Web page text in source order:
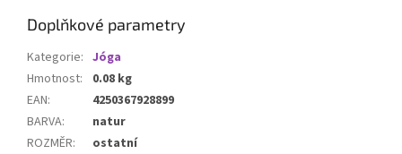
Doplňkové parametry
Kategorie: Jóga
Hmotnost:
0.08 kg
EAN:
4250367928899
BARVA:
natur
ROZMĚR:
ostatní